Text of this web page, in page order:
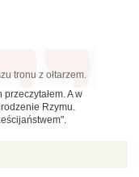
tronu z ołtarzem.
A w
Rzymu.